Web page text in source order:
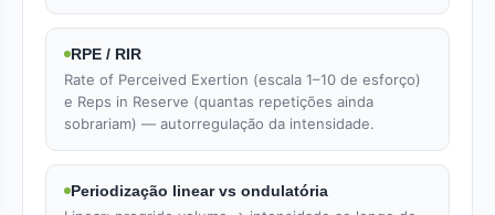
RPE / RIR
Rate of Perceived Exertion (escala 1–10 de esforço)
e Reps in Reserve (quantas repetições ainda
sobrariam) — autorregulação da intensidade.
Periodização linear vs ondulatória